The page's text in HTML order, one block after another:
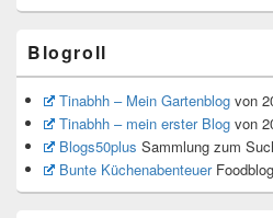
Blogroll
Tinabhh – Mein Gartenblogvon
Tinabhh – mein erster Blogvon
Blogs50plus Sammlung zum
Bunte Küchenabenteuer